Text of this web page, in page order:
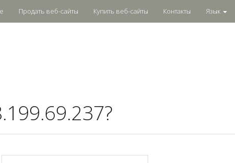
Продать веб-сайты Купить веб-сайты Контакты Язык